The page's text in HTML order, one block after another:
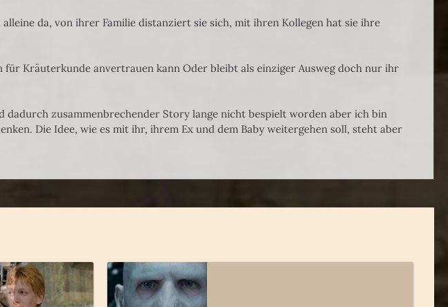
da, von ihrer Familie distanziert sie sich, mit ihren Kollegen hat sie ihre
für Kräuterkunde anvertrauen kann Oder bleibt als einziger Ausweg doch nur ihr
dadurch zusammenbrechender Story lange nicht bespielt worden aber ich bin
Die Idee, wie es mit ihr, ihrem Ex und dem Baby weitergehen soll, steht aber